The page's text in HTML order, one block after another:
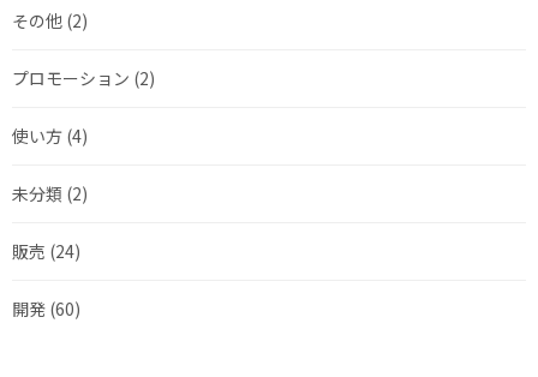
その他 (2)
プロモーション (2)
使い方 (4)
未分類 (2)
販売 (24)
開発 (60)